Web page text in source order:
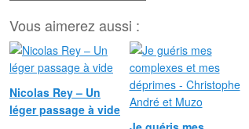
Vous aimerez aussi :
Nicolas Rey – Un
léger passage à vide